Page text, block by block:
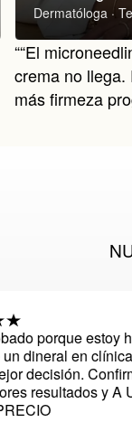
Dermatóloga ·
““El
crema no
más firmeza
estoy harta
en clínicas y ha
Confirmo
y A UN